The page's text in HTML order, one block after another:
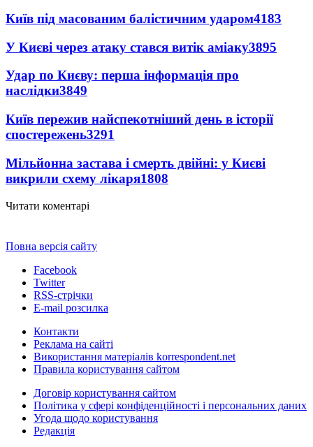
Київ під масованим балістичним ударом4183
У Києві через атаку стався витік аміаку3895
Удар по Києву: перша інформація про
наслідки3849
Київ пережив найспекотніший день в історії
спостережень3291
Мільйонна застава і смерть двійні: у Києві
викрили схему лікаря1808
Читати коментарі
Повна версія сайту
Facebook
Twitter
RSS-стрічки
E-mail розсилка
Контакти
Реклама на сайті
Використання матеріалів korrespondent.net
Правила користування сайтом
Договір користування сайтом
Політика у сфері конфіденційності і персональних даних
Угода щодо користування
Редакція